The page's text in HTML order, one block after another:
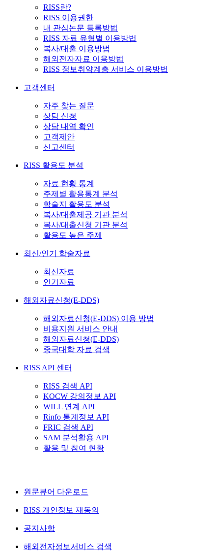
RISS란?
RISS 이용권한
내 관심논문 등록방법
RISS 자료 유형별 이용방법
복사/대출 이용방법
해외전자자료 이용방법
RISS 정보취약계층 서비스 이용방법
고객센터
자주 찾는 질문
상담 신청
상담 내역 확인
고객제안
신고센터
RISS 활용도 분석
자료 현황 통계
주제별 활용통계 분석
학술지 활용도 분석
복사/대출제공 기관 분석
복사/대출신청 기관 분석
활용도 높은 주제
최신/인기 학술자료
최신자료
인기자료
해외자료신청(E-DDS)
해외자료신청(E-DDS) 이용 방법
비용지원 서비스 안내
해외자료신청(E-DDS)
중국대학 자료 검색
RISS API 센터
RISS 검색 API
KOCW 강의정보 API
WILL 연계 API
Rinfo 통계정보 API
FRIC 검색 API
SAM 분석활용 API
활용 및 참여 현황
원문뷰어 다운로드
RISS 개인정보 재동의
공지사항
해외전자정보서비스 검색